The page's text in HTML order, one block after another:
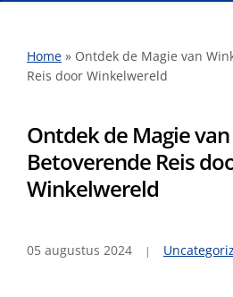
Home » Ontdek de Magie van
Reis door Winkelwereld
Ontdek de Magie
Betoverende Reis
Winkelwereld
05 augustus 2024